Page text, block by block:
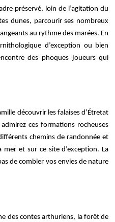
préservé, loin de l’agitation du
dunes, parcourir ses nombreux
au rythme des marées. En
d’exception ou bien
des phoques joueurs qui
découvrir les falaises d’Étretat
ces formations rocheuses
chemins de randonnée et
et sur ce site d’exception. La
de combler vos envies de nature
des contes arthuriens, la forêt de